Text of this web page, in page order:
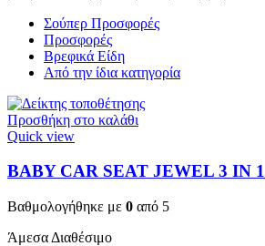
Σούπερ Προσφορές
Προσφορές
Βρεφικά Είδη
Από την ίδια κατηγορία
Προσθήκη στο καλάθι
Quick view
BABY CAR SEAT JEWEL 3 ΙΝ 1
Βαθμολογήθηκε με 0 από 5
Άμεσα Διαθέσιμο